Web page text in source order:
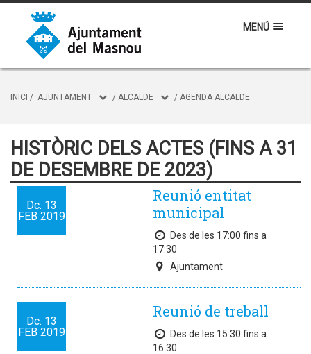
MENÚ
INICI / AJUNTAMENT / ALCALDE / AGENDA ALCALDE
HISTÒRIC DELS ACTES (FINS A 31
DE DESEMBRE DE 2023)
Dc. 13
FEB 2019
Reunió entitat
municipal
Des de les 17:00 fins a
17:30
Ajuntament
Dc. 13
FEB 2019
Reunió de treball
Des de les 15:30 fins a
16:30